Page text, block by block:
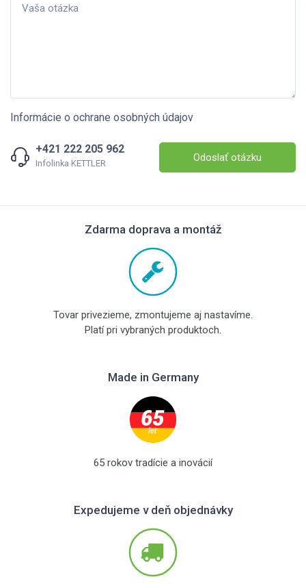
Informácie o ochrane osobných údajov
+421 222 205 962
Infolinka KETTLER Odoslať otázku
Zdarma doprava a montáž
Tovar privezieme, zmontujeme aj nastavíme.
Platí pri vybraných produktoch.
Made in Germany
65 rokov tradície a inovácií
Expedujeme v deň objednávky